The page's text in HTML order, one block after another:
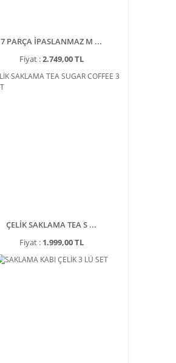
7 PARÇA İPASLANMAZ M ...
Fiyat :2.749,00 TL
ÇELİK SAKLAMA TEA S ...
Fiyat : 1.999,00 TL